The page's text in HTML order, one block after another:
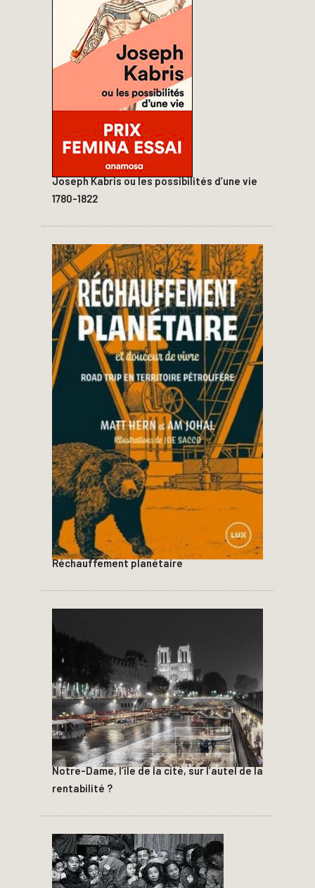
Joseph Kabris ou les possibilités d’une vie
1780-1822
Réchauffement planétaire
Notre-Dame, l’île de la cité, sur l’autel de la
rentabilité ?